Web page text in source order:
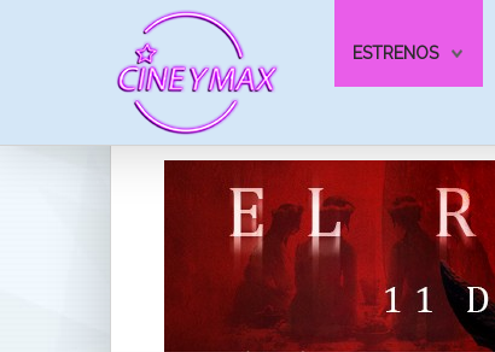
ESTRENOS